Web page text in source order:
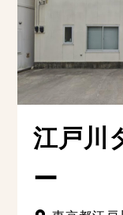
江戸川
ー